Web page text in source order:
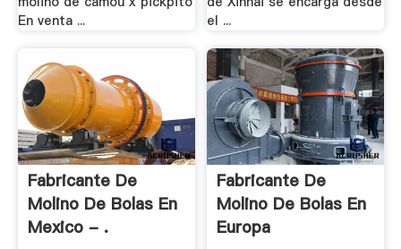
En venta ...
el ...
Fabricante De
Molino De Bolas En
Mexico - .
Fabricante De
Molino De Bolas En
Europa